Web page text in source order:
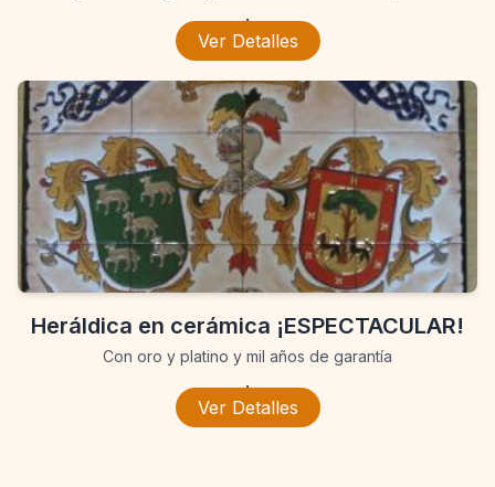
.
Ver Detalles
Heráldica en cerámica ¡ESPECTACULAR!
Con oro y platino y mil años de garantía
.
Ver Detalles